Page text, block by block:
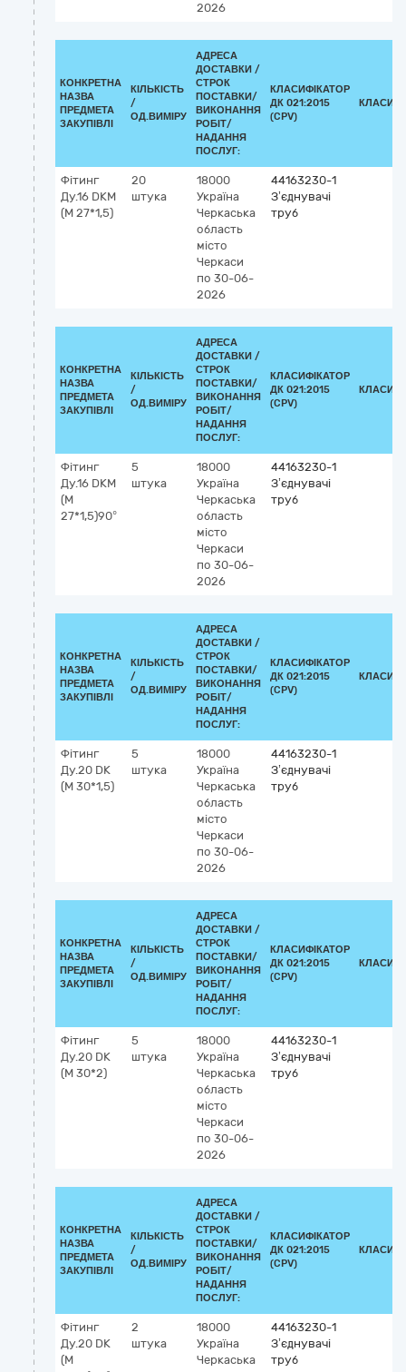
2026
КОНКРЕТНА
НАЗВА
ПРЕДМЕТА
ЗАКУПІВЛІ
КІЛЬКІСТЬ
/
ОД.ВИМІРУ
АДРЕСА
ДОСТАВКИ /
СТРОК
ПОСТАВКИ/
ВИКОНАННЯ
РОБІТ/
НАДАННЯ
ПОСЛУГ:
КЛАСИФІКАТОР
ДК 021:2015
(CPV)
Фітинг
Ду.16 DKМ
(М 27*1,5)
20
штука
18000
Україна
Черкаська
область
місто
Черкаси
по 30-06-
2026
44163230-1
З’єднувачі
труб
КОНКРЕТНА
НАЗВА
ПРЕДМЕТА
ЗАКУПІВЛІ
КІЛЬКІСТЬ
/
ОД.ВИМІРУ
АДРЕСА
ДОСТАВКИ /
СТРОК
ПОСТАВКИ/
ВИКОНАННЯ
РОБІТ/
НАДАННЯ
ПОСЛУГ:
КЛАСИФІКАТОР
ДК 021:2015
(CPV)
Фітинг
Ду.16 DKМ
(М
27*1,5)90°
5
штука
18000
Україна
Черкаська
область
місто
Черкаси
по 30-06-
2026
44163230-1
З’єднувачі
труб
КОНКРЕТНА
НАЗВА
ПРЕДМЕТА
ЗАКУПІВЛІ
КІЛЬКІСТЬ
/
ОД.ВИМІРУ
АДРЕСА
ДОСТАВКИ /
СТРОК
ПОСТАВКИ/
ВИКОНАННЯ
РОБІТ/
НАДАННЯ
ПОСЛУГ:
КЛАСИФІКАТОР
ДК 021:2015
(CPV)
Фітинг
Ду.20 DK
(М 30*1,5)
5
штука
18000
Україна
Черкаська
область
місто
Черкаси
по 30-06-
2026
44163230-1
З’єднувачі
труб
КОНКРЕТНА
НАЗВА
ПРЕДМЕТА
ЗАКУПІВЛІ
КІЛЬКІСТЬ
/
ОД.ВИМІРУ
АДРЕСА
ДОСТАВКИ /
СТРОК
ПОСТАВКИ/
ВИКОНАННЯ
РОБІТ/
НАДАННЯ
ПОСЛУГ:
КЛАСИФІКАТОР
ДК 021:2015
(CPV)
Фітинг
Ду.20 DK
(М 30*2)
5
штука
18000
Україна
Черкаська
область
місто
Черкаси
по 30-06-
2026
44163230-1
З’єднувачі
труб
КОНКРЕТНА
НАЗВА
ПРЕДМЕТА
ЗАКУПІВЛІ
КІЛЬКІСТЬ
/
ОД.ВИМІРУ
АДРЕСА
ДОСТАВКИ /
СТРОК
ПОСТАВКИ/
ВИКОНАННЯ
РОБІТ/
НАДАННЯ
ПОСЛУГ:
КЛАСИФІКАТОР
ДК 021:2015
(CPV)
Фітинг
Ду.20 DK
(М
2
штука
18000
Україна
Черкаська
44163230-1
З’єднувачі
труб